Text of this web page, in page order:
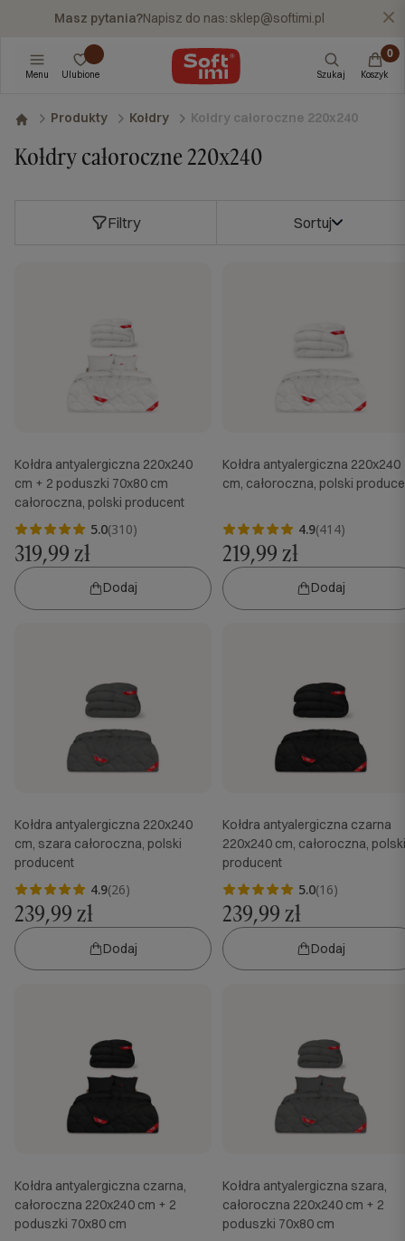
Masz pytania?Napisz do nas: sklep@softimi.pl X
Menu Ulubione Szukaj Koszyk
Produkty Kołdry Kołdry całoroczne 220x240
Kołdry całoroczne 220x240
Sortuj
Filtry
Kołdra antyalergiczna 220x240
cm + 2 poduszki 70x80 cm
całoroczna, polski producent
5.0(310)
319,99 zł
Dodaj
Kołdra antyalergiczna 220x240
cm, całoroczna, polski
4.9(414)
219,99 zł
Dodaj
Kołdra antyalergiczna 220x240
cm, szara całoroczna, polski
producent
4.9(26)
239,99 zł
Dodaj
Kołdra antyalergiczna czarna
220x240 cm, całoroczna, polski
producent
5.0(16)
239,99 zł
Dodaj
Kołdra antyalergiczna czarna,
całoroczna 220x240 cm + 2
poduszki 70x80 cm
Kołdra antyalergiczna szara,
całoroczna 220x240 cm + 2
poduszki 70x80 cm